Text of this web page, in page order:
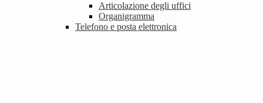
Articolazione degli uffici
Organigramma
Telefono e posta elettronica